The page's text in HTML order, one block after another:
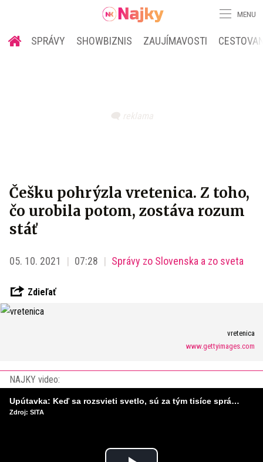
MENU
SPRÁVY SHOWBIZNIS ZAUJÍMAVOSTI
Češku pohrýzla vretenica. Z toho,
čo urobila potom, zostáva rozum
stáť
05. 10. 2021 07:28 Správy zo Slovenska a zo sveta
Zdieľať
vretenica
www.gettyimages.com
NAJKY video:
Upútavka: Keď sa rozsvieti svetlo, sú za tým tisíce správnych rozhodnutí. Ako vzniká infraštruktúra, ktorú nevnímame?
Zdroj: SITA